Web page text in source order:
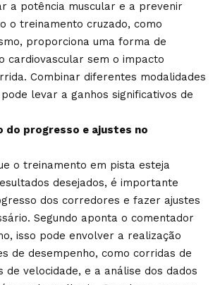
a potência muscular e a prevenir
o treinamento cruzado, como
proporciona uma forma de
cardiovascular sem o impacto
Combinar diferentes modalidades
levar a ganhos significativos de
do progresso e ajustes no
o treinamento em pista esteja
desejados, é importante
dos corredores e fazer ajustes
Segundo aponta o comentador
isso pode envolver a realização
de desempenho, como corridas de
de velocidade, e a análise dos dados